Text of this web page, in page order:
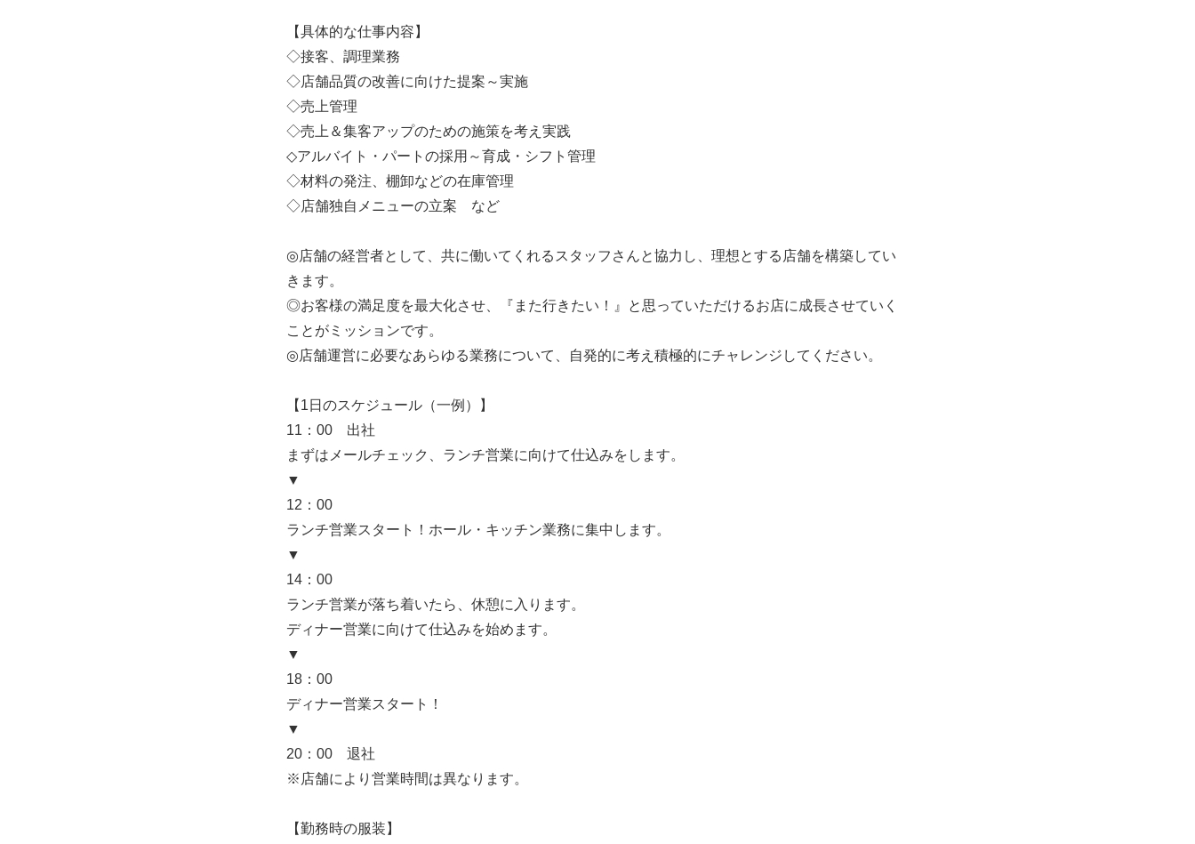
【具体的な仕事内容】
◇接客、調理業務
◇店舗品質の改善に向けた提案～実施
◇売上管理
◇売上＆集客アップのための施策を考え実践
◇アルバイト・パートの採用～育成・シフト管理
◇材料の発注、棚卸などの在庫管理
◇店舗独自メニューの立案 など
◎店舗の経営者として、共に働いてくれるスタッフさんと協力し、理想とする店舗を構築してい
きます。
◎お客様の満足度を最大化させ、『また行きたい！』と思っていただけるお店に成長させていく
ことがミッションです。
◎店舗運営に必要なあらゆる業務について、自発的に考え積極的にチャレンジしてください。
【1日のスケジュール（一例）】
11：00 出社
まずはメールチェック、ランチ営業に向けて仕込みをします。
▼
12：00
ランチ営業スタート！ホール・キッチン業務に集中します。
▼
14：00
ランチ営業が落ち着いたら、休憩に入ります。
ディナー営業に向けて仕込みを始めます。
▼
18：00
ディナー営業スタート！
▼
20：00 退社
※店舗により営業時間は異なります。
【勤務時の服装】